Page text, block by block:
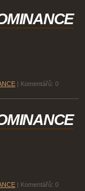
Komentářů: 0
Komentářů: 0